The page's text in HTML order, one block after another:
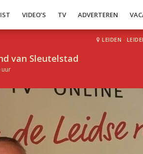
VIDEO’S TV ADVERTEREN
van Sleutelstad
uur
LEIDEN ·